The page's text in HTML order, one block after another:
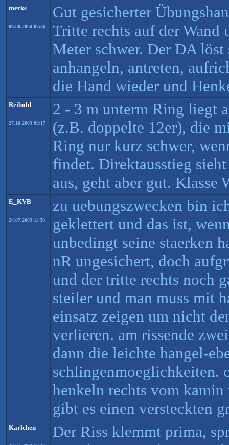
merks
09.08.2004 07:56
Gut gesicherter
Tritte rechts auf der Wand
Meter schwer. Der DA
anhangeln, antreten,
die Hand wieder und
Reibold
27.10.2003 09:17
2 - 3 m unterm Ring liegt
(z.B. doppelte 12er), die
Ring nur kurz schwer,
findet. Direktausstieg
aus, geht aber gut. Klasse
E_KVB
24.07.2003 11:50
zu uebungszwecken bin
geklettert und das ist,
unbedingt seine staerken
nR ungesichert, doch
und der tritte rechts noch
steiler und man muss mit
einsatz zeigen um nicht
verlieren. am rissende
dann die leichte hangel-
schlingenmoeglichkeiten.
henkeln rechts vom
gibt es einen versteckten
Karlchen
Der Riss klemmt prima,